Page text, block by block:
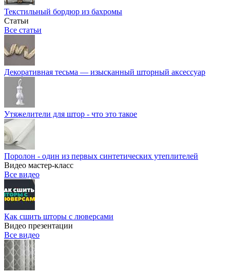
Текстильный бордюр из бахромы
Статьи
Все статьи
Декоративная тесьма — изысканный шторный аксессуар
Утяжелители для штор - что это такое
Поролон - один из первых синтетических утеплителей
Видео мастер-класс
Все видео
Как сшить шторы с люверсами
Видео презентации
Все видео